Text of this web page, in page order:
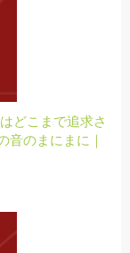
どこまで追求さ
音のまにまに｜